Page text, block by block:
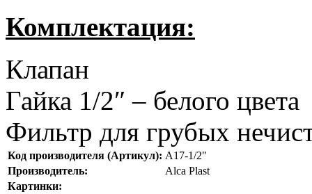
Комплектация:
Клапан
Гайка 1/2″ – белого цвета
Фильтр для грубых
Код производителя (Артикул): A17-1/2"
Производитель:
Alca Plast
Картинки: